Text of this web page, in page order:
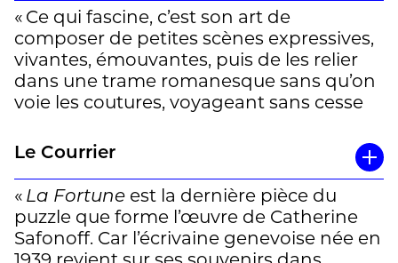
Fortune ), écrits à presque un demi-siècle
d’intervalle, d’une même eau vive,
limpide, chahuteuse, extraite de son
intarissable puits autobiographique.
Dans quel ordre les lire ? Permettez une
suggestion hardie : incorporer les deux,
lignes de l’autre, ivresse et clairvoyance
garanties. Car une vie n’est pas une frise
chronologique mais un tourbillon
intérieur défiant le temps. (…)
L’écriture de Catherine Safonoff,
« Ce qui fascine, c’est son art de
composer de petites scènes expressives,
vivantes, émouvantes, puis de les relier
dans une trame romanesque sans qu’on
voie les coutures, voyageant sans cesse
l’espace.
(…)
Écrire, pour elle, c’est outrepasser des
limites. Désobéir. « Non, depuis le début,
Le Courrier
« La Fortune est la dernière pièce du
puzzle que forme l’œuvre de Catherine
Safonoff. Car l’écrivaine genevoise née en